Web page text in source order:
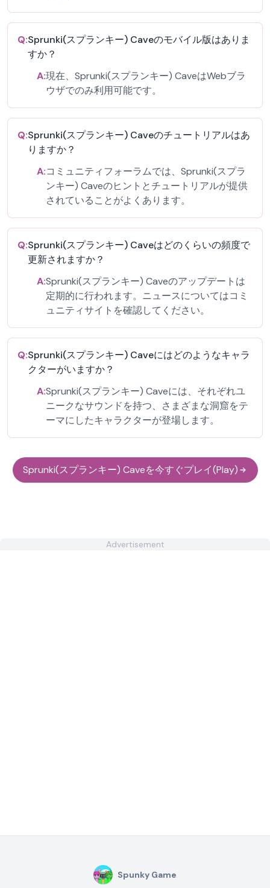
Q:Sprunki(スプランキー) Caveのモバイル版はありま
すか？
A:現在、Sprunki(スプランキー) CaveはWebブラ
ウザでのみ利用可能です。
Q:Sprunki(スプランキー) Caveのチュートリアルはあ
りますか？
A:コミュニティフォーラムでは、Sprunki(スプラ
ンキー) Caveのヒントとチュートリアルが提供
されていることがよくあります。
Q:Sprunki(スプランキー) Caveはどのくらいの頻度で
更新されますか？
A:Sprunki(スプランキー) Caveのアップデートは
定期的に行われます。ニュースについてはコミ
ュニティサイトを確認してください。
Q:Sprunki(スプランキー) Caveにはどのようなキャラ
クターがいますか？
A:Sprunki(スプランキー) Caveには、それぞれユ
ニークなサウンドを持つ、さまざまな洞窟をテ
ーマにしたキャラクターが登場します。
Sprunki(スプランキー) Caveを今すぐプレイ(Play)
Advertisement
Spunky Game